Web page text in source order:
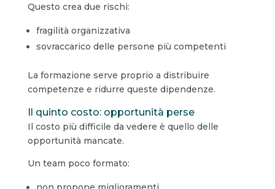
Questo crea due rischi:
fragilità organizzativa
sovraccarico delle persone più competenti
La formazione serve proprio a distribuire
competenze e ridurre queste dipendenze.
Il quinto costo: opportunità perse
Il costo più difficile da vedere è quello delle
opportunità mancate.
Un team poco formato: